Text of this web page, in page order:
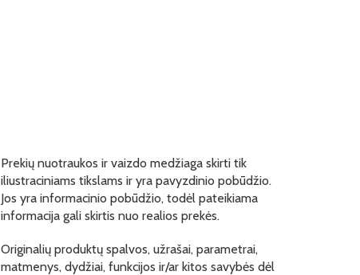
Prekių nuotraukos ir vaizdo medžiaga skirti tik
iliustraciniams tikslams ir yra pavyzdinio pobūdžio.
Jos yra informacinio pobūdžio, todėl pateikiama
informacija gali skirtis nuo realios prekės.
Originalių produktų spalvos, užrašai, parametrai,
matmenys, dydžiai, funkcijos ir/ar kitos savybės dėl